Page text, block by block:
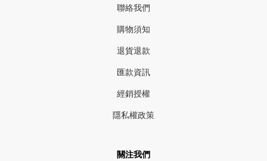
聯絡我們
購物須知
退貨退款
匯款資訊
經銷授權
隱私權政策
關注我們